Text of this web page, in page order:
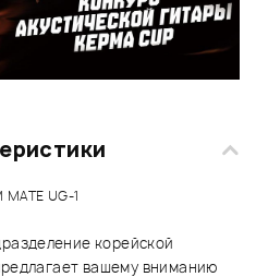
UG-1
корейской
вашему вниманию